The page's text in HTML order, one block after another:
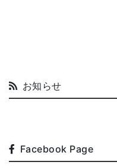
お知らせ
Facebook Page